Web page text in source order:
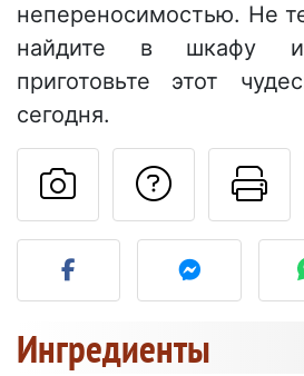
непереносимостью. Не
найдите в шкафу
приготовьте этот
сегодня.
Разместите
Ингредиенты